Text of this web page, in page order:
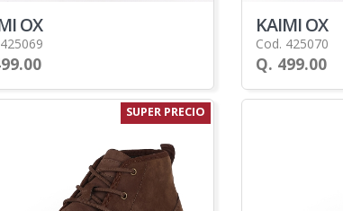
OX KAIMI OX
Cod. 425070
Q. 499.00
SUPER PRECIO